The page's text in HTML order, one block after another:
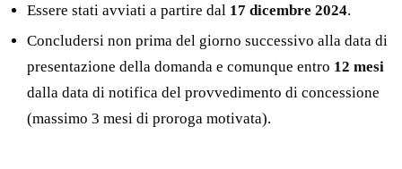
Essere stati avviati a partire dal 17 dicembre 2024.
Concludersi non prima del giorno successivo alla data di
presentazione della domanda e comunque entro 12 mesi
dalla data di notifica del provvedimento di concessione
(massimo 3 mesi di proroga motivata).